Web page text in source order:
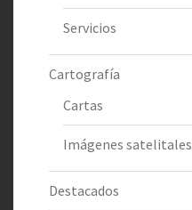
Servicios
Cartografía
Cartas
Imágenes satelitales
Destacados